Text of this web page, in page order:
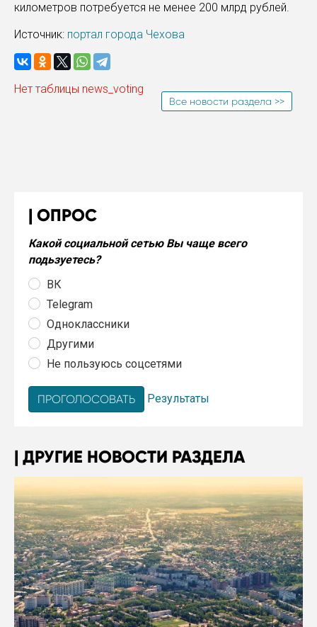
километров потребуется не менее 200 млрд рублей.
Источник: портал города Чехова
Нет таблицы news_voting
Все новости раздела >>
ОПРОС
Какой социальной сетью Вы чаще всего
подьзуетесь?
ВК
Telegram
Одноклассники
Другими
Не пользуюсь соцсетями
Результаты
ДРУГИЕ НОВОСТИ РАЗДЕЛА